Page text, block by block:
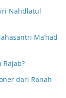
Nahdlatul
Ma’had
Rajab?
dari Ranah